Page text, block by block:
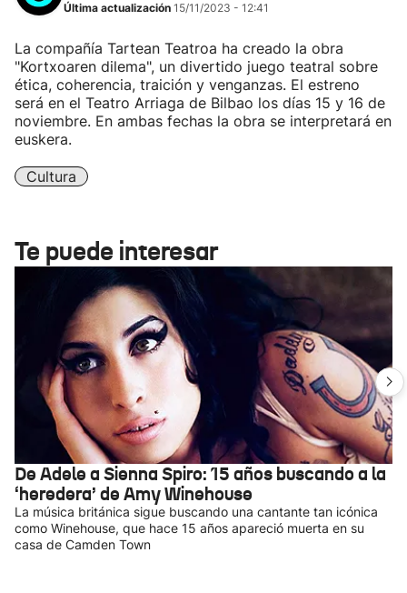
Última actualización 15/11/2023 - 12:41
La compañía Tartean Teatroa ha creado la obra
"Kortxoaren dilema", un divertido juego teatral sobre
ética, coherencia, traición y venganzas. El estreno
será en el Teatro Arriaga de Bilbao los días 15 y 16 de
noviembre. En ambas fechas la obra se interpretará en
euskera.
Cultura
Te puede interesar
De Adele a Sienna Spiro: 15 años buscando a la
‘heredera’ de Amy Winehouse
La música británica sigue buscando una cantante tan icónica
como Winehouse, que hace 15 años apareció muerta en su
casa de Camden Town